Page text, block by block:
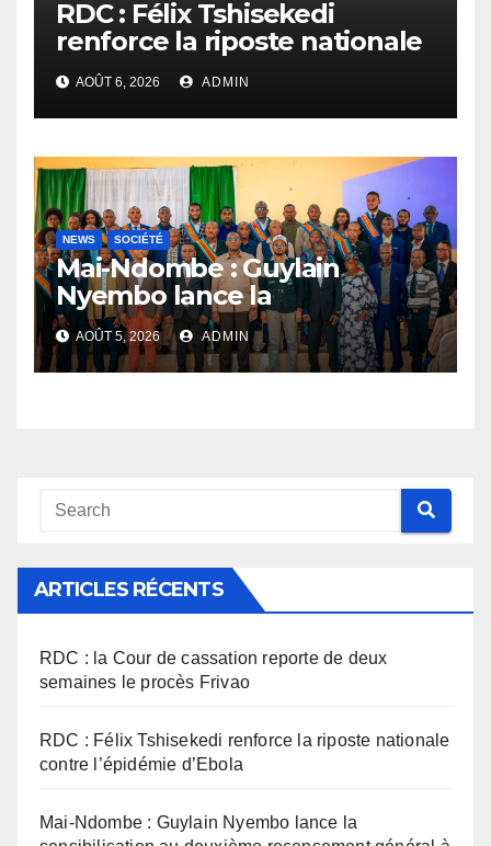
RDC : Félix Tshisekedi
renforce la riposte nationale
contre l’épidémie d’Ebola
AOÛT 6, 2026 ADMIN
NEWS SOCIÉTÉ
Mai-Ndombe : Guylain
Nyembo lance la
sensibilisation au deuxième
recensement général à
Inongo
AOÛT 5, 2026 ADMIN
ARTICLES RÉCENTS
RDC : la Cour de cassation reporte de deux
semaines le procès Frivao
RDC : Félix Tshisekedi renforce la riposte nationale
contre l’épidémie d’Ebola
Mai-Ndombe : Guylain Nyembo lance la